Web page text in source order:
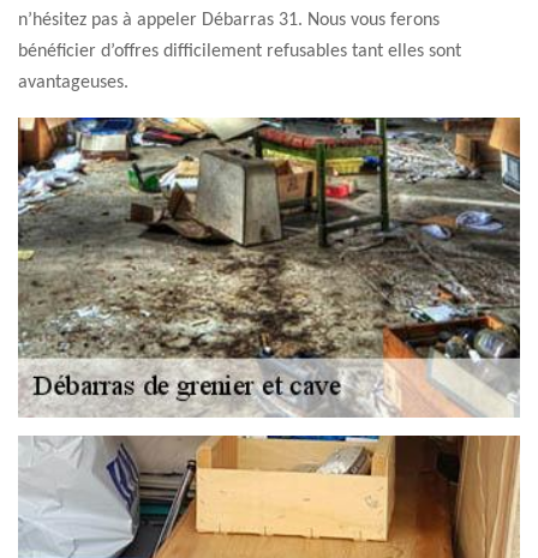
n’hésitez pas à appeler Débarras 31. Nous vous ferons
bénéficier d’offres difficilement refusables tant elles sont
avantageuses.